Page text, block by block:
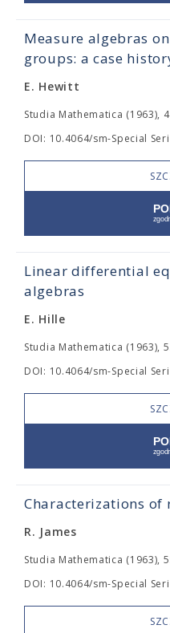
Measure algebras
groups: a case
E. Hewitt
Studia Mathematica (1963),
DOI: 10.4064/sm-Special
Linear differential
algebras
E. Hille
Studia Mathematica (1963),
DOI: 10.4064/sm-Special
Characterizations of
R. James
Studia Mathematica (1963),
DOI: 10.4064/sm-Special